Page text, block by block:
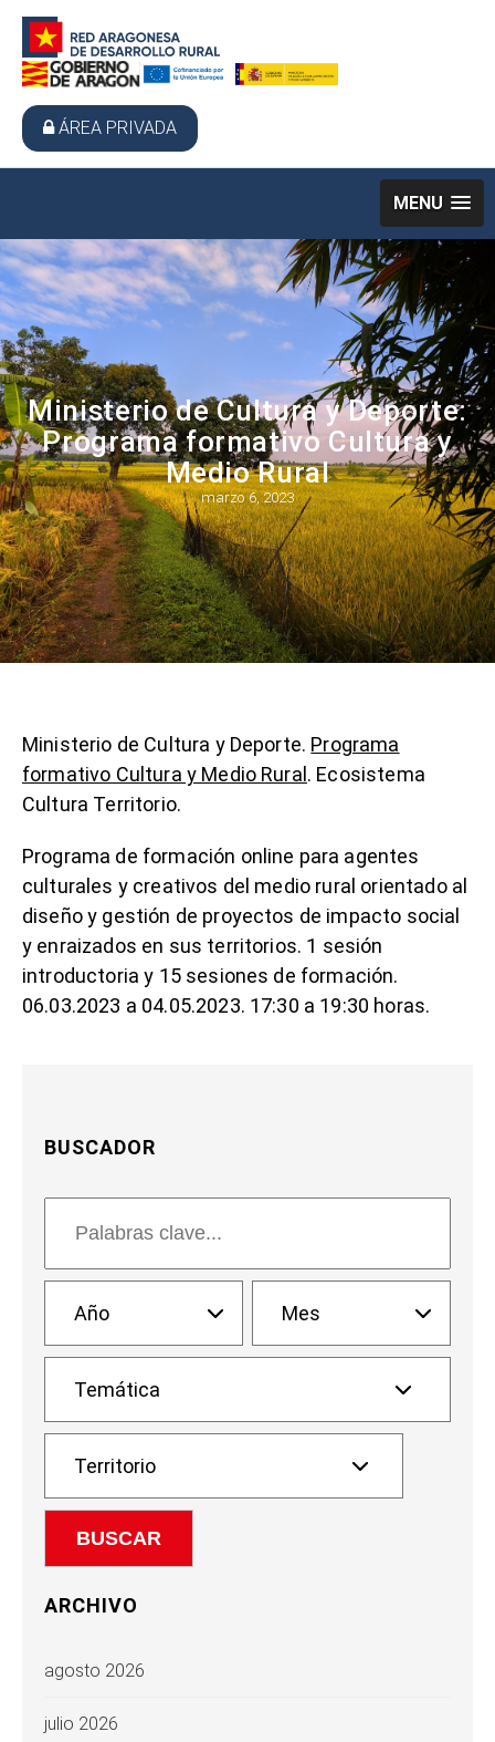
ÁREA PRIVADA
MENU
Ministerio de Cultura y Deporte:
Programa formativo Cultura y
Medio Rural
marzo 6, 2023
Ministerio de Cultura y Deporte. Programa
formativo Cultura y Medio Rural . Ecosistema
Cultura Territorio.
Programa de formación online para agentes
culturales y creativos del medio rural orientado al
diseño y gestión de proyectos de impacto social
y enraizados en sus territorios. 1 sesión
introductoria y 15 sesiones de formación.
06.03.2023 a 04.05.2023. 17:30 a 19:30 horas.
BUSCADOR
ARCHIVO
agosto 2026
julio 2026